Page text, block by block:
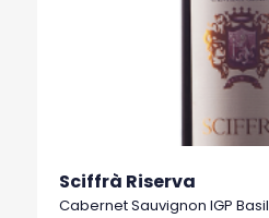
Sciffrà Riserva
Cabernet Sauvignon IGP